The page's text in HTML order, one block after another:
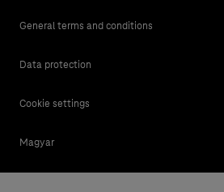
General terms and conditions
Data protection
Cookie settings
Magyar